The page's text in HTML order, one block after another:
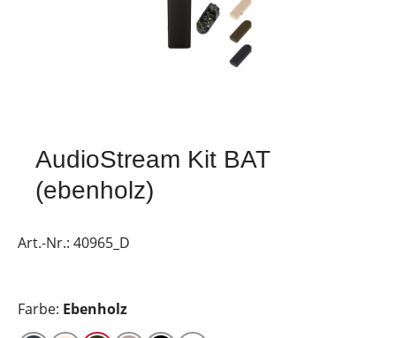
AudioStream Kit BAT
(ebenholz)
Art.-Nr.: 40965_D
Farbe: Ebenholz